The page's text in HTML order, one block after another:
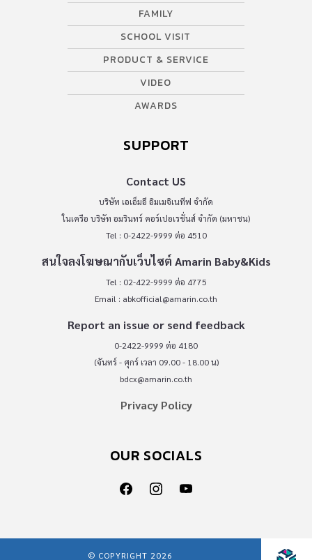
FAMILY
SCHOOL VISIT
PRODUCT & SERVICE
VIDEO
AWARDS
SUPPORT
Contact US
บริษัท เอเอ็มอี อิมเมจิเนทีฟ จำกัด
ในเครือ บริษัท อมรินทร์ คอร์เปอเรชั่นส์ จำกัด (มหาชน)
Tel : 0-2422-9999 ต่อ 4510
สนใจลงโฆษณากับเว็บไซต์ Amarin Baby&Kids
Tel : 02-422-9999 ต่อ 4775
Email : abkofficial@amarin.co.th
Report an issue or send feedback
0-2422-9999 ต่อ 4180
(จันทร์ - ศุกร์ เวลา 09.00 - 18.00 น)
bdcx@amarin.co.th
Privacy Policy
OUR SOCIALS
© COPYRIGHT 2026